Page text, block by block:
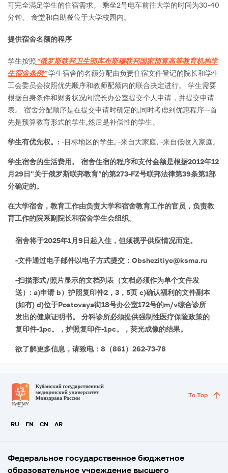
可完全满足学生的住宿需求。
乘坐2号电车前往大学的时间为30-40
分钟。 食堂和自助餐位于大学校园内。
提供宿舍名额的程序
学生按照“俄罗斯联邦卫生部库布斯穆联邦国家预算高等教育机构学
生宿舍条例”学生宿舍的名额分配由负责住宿文件登记的院长和学生
工会委员会按照优先顺序和教师配额内的联合决定进行。
学生需要
根据自身条件和财务状况向院长办公室提交个人申请，并提交申请
表。
宿舍分配顺序是在提交申请时确定的,同时考虑到优惠程序–-首
先是预算教育形式的学生,然后是补偿性的学生。
学生有优先权。: -目标地区的学生, -来自大家庭, -来自低收入家庭。
学生宿舍的生活费用。
宿舍住宿的程序和支付金额是根据2012年12
月29日”关于俄罗斯联邦教育”的第273-FZ号联邦法律第39条第1部
分确定的。
在大学宿舍，教育工作由负责大学和宿舍教育工作的官员，负责教
育工作的院系副院长和宿舍学生会组织。
宿舍将于2025年1月9日起入住，但须视乎供应情况而定。
-文件通过电子邮件以电子方式提交：Obshezitiye@ksma.ru
-扫描形式/照片显示的文档列表（文档必须作为单个文件发
送）: a)申请 b）护照复印件2，3，5页 c)确认福利的文件副本
(如有) d)位于Postovaya街18号办公室172号的m/v综合诊所
发出的健康证明书。 分科诊所必须提供强制性医疗保险政策的
复印件-1pc。，护照复印件-1pc。，荧光成像的结果。
欲了解更多信息，请致电：8（861）262-73-78
RU EN CN AR
To Top
Федеральное государственное бюджетное
образовательное учреждение высшего